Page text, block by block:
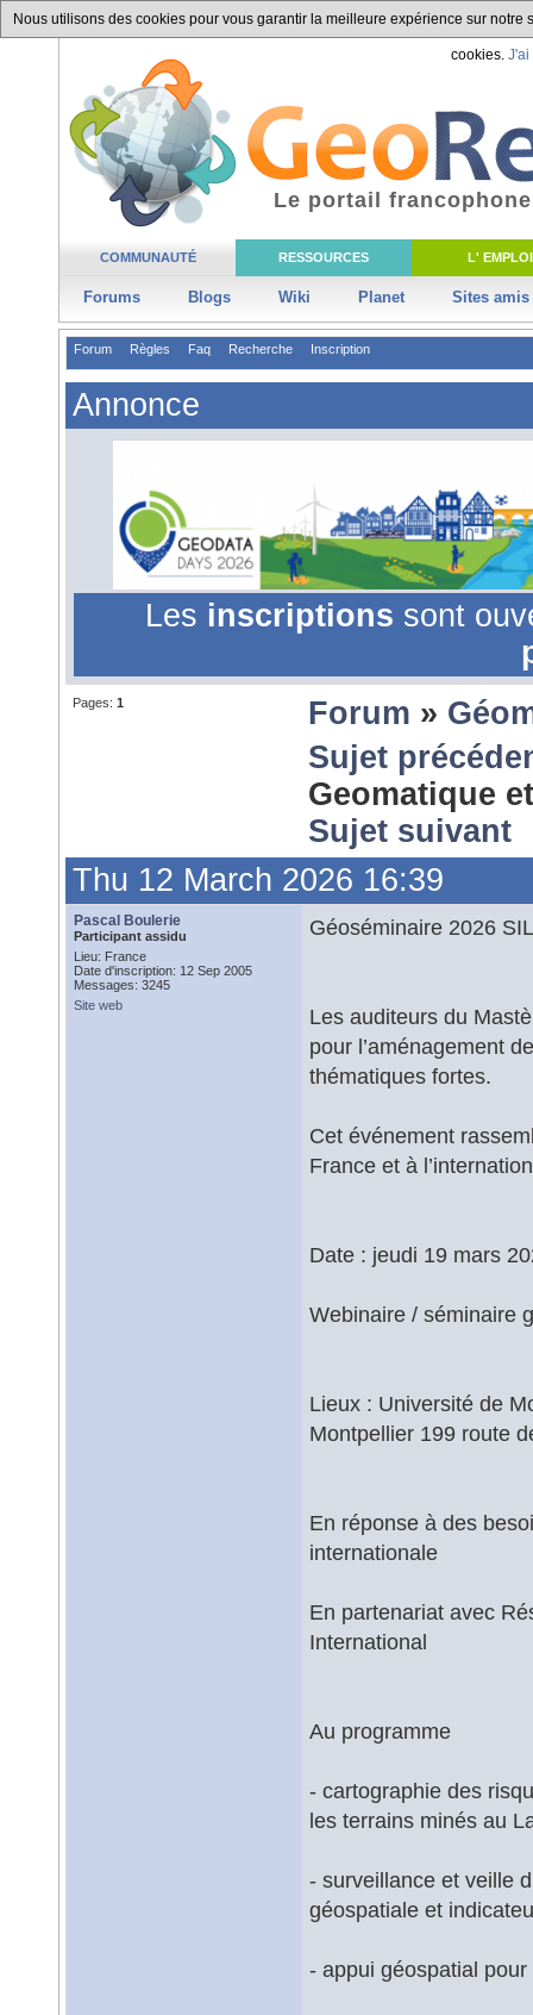
Nous utilisons des cookies pour vous garantir la meilleure expérience sur
cookies. J'ai
COMMUNAUTÉ RESSOURCES L' EMPLOI
Forums Blogs Wiki Planet Sites amis
Le portail
Forum Règles Faq Recherche Inscription
Annonce
Les inscriptions sont
Pages: 1 Forum »
Sujet
Geomatique
Sujet suivant
Thu 12 March 2026 16:39
Pascal Boulerie
Participant assidu
Lieu: France
Date d'inscription: 12 Sep 2005
Messages: 3245
Site web
Géoséminaire 2026
Les auditeurs du
pour l’aménagement
thématiques fortes.
Cet événement
France et à
Date : jeudi 19 mars
Webinaire / séminaire
Lieux : Université de
Montpellier 199 route
En réponse à des
internationale
En partenariat avec
International
Au programme
- cartographie des
les terrains minés au
- surveillance et veille
géospatiale et
- appui géospatial pour